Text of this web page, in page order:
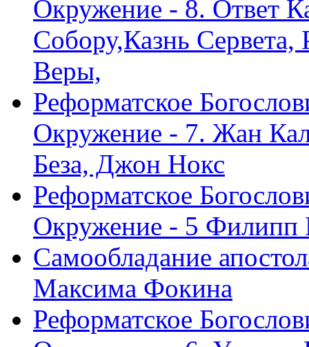
Окружение - 8. Ответ
Собору,Казнь Сервета,
Веры,
Реформатское
Окружение - 7. Жан
Беза, Джон Нокс
Реформатское
Окружение - 5 Филипп
Самообладание
Максима Фокина
Реформатское